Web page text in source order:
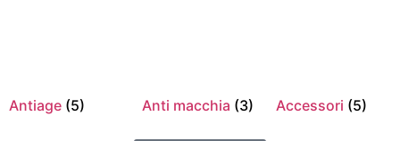
Antiage (5) Anti macchia (3) Accessori (5)